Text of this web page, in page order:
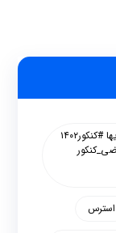
#کنکور #کنکوری #کنکور۱۴۰۱ #کنکور۱۴۰۰ #کنکوریها #کنکور۱۴۰۲
#ریاضی_کنکور
استرس